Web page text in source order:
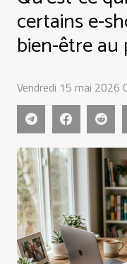
certains e-
bien-être au
Vendredi 15 mai 2026